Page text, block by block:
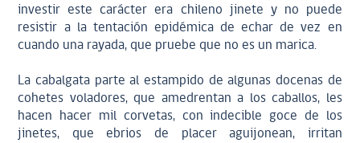
investir este carácter era chileno jinete y no puede
resistir a la tentación epidémica de echar de vez en
cuando una rayada, que pruebe que no es un marica.
La cabalgata parte al estampido de algunas docenas de
cohetes voladores, que amedrentan a los caballos, les
hacen hacer mil corvetas, con indecible goce de los
jinetes, que ebrios de placer aguijonean, irritan